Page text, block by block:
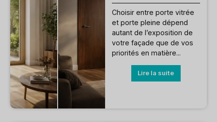
Choisir entre porte vitrée
et porte pleine dépend
autant de l’exposition de
votre façade que de vos
priorités en matière...
Lire la suite